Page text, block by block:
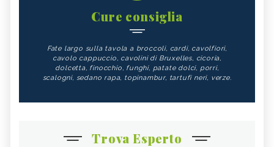
Cure consiglia
Fate largo sulla tavola a broccoli, cardi, cavolfiori,
cavolo cappuccio, cavolini di Bruxelles, cicoria,
dolcetta, finocchio, funghi, patate dolci, porri,
scalogni, sedano rapa, topinambur, tartufi neri, verze.
Trova Esperto